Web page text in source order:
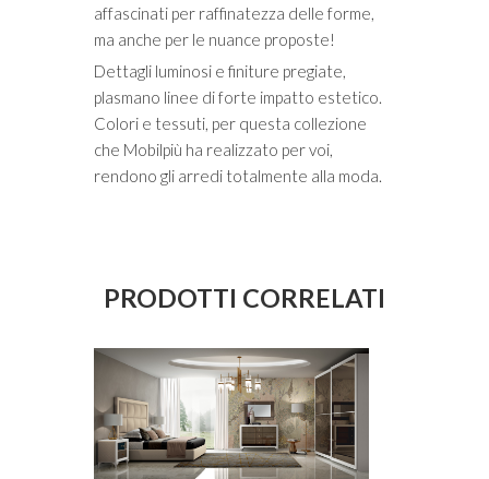
affascinati per raffinatezza delle forme,
ma anche per le nuance proposte!
Dettagli luminosi e finiture pregiate,
plasmano linee di forte impatto estetico.
Colori e tessuti, per questa collezione
che Mobilpiù ha realizzato per voi,
rendono gli arredi totalmente alla moda.
PRODOTTI CORRELATI